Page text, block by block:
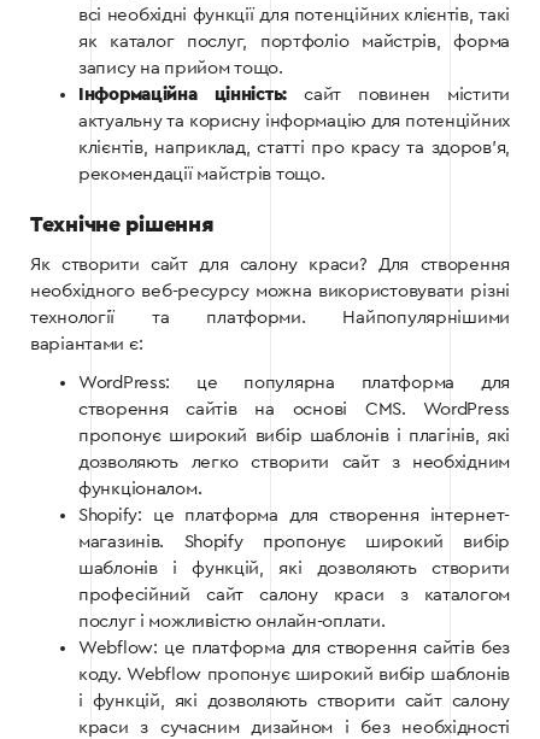
всі необхідні функції для потенційних клієнтів, такі
як каталог послуг, портфоліо майстрів, форма
запису на прийом тощо.
Інформаційна цінність: сайт повинен містити
актуальну та корисну інформацію для потенційних
клієнтів, наприклад, статті про красу та здоров’я,
рекомендації майстрів тощо.
Технічне рішення
Як створити сайт для салону краси? Для створення
необхідного веб-ресурсу можна використовувати різні
технології та платформи. Найпопулярнішими
варіантами є:
WordPress: це популярна платформа для
створення сайтів на основі CMS. WordPress
пропонує широкий вибір шаблонів і плагінів, які
дозволяють легко створити сайт з необхідним
функціоналом.
Shopify: це платформа для створення інтернет-
магазинів. Shopify пропонує широкий вибір
шаблонів і функцій, які дозволяють створити
професійний сайт салону краси з каталогом
послуг і можливістю онлайн-оплати.
Webflow: це платформа для створення сайтів без
коду. Webflow пропонує широкий вибір шаблонів
і функцій, які дозволяють створити сайт салону
краси з сучасним дизайном і без необхідності